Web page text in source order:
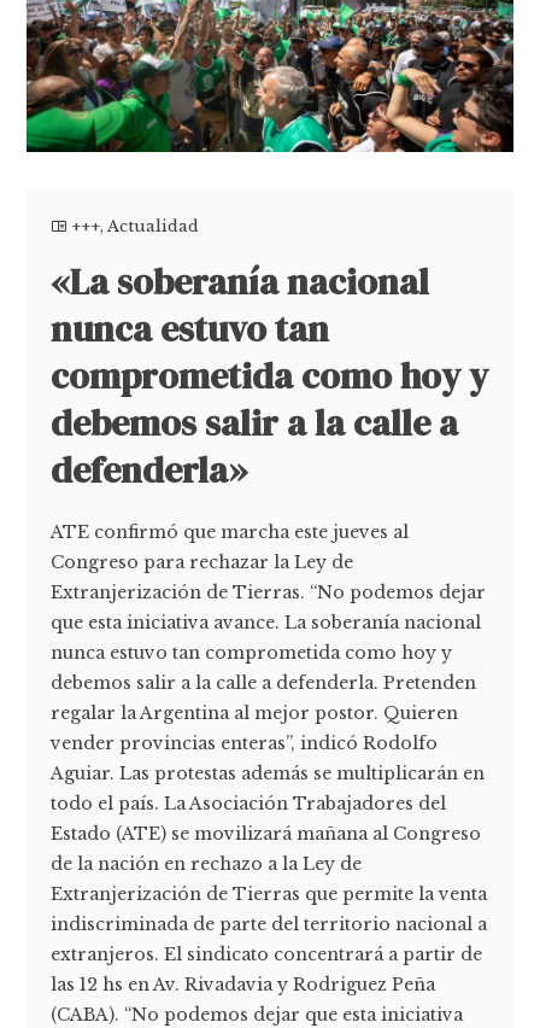
+++,Actualidad
«La soberanía nacional
nunca estuvo tan
comprometida como hoy y
debemos salir a la calle a
defenderla»
ATE confirmó que marcha este jueves al
Congreso para rechazar la Ley de
Extranjerización de Tierras. “No podemos dejar
que esta iniciativa avance. La soberanía nacional
nunca estuvo tan comprometida como hoy y
debemos salir a la calle a defenderla. Pretenden
regalar la Argentina al mejor postor. Quieren
vender provincias enteras”, indicó Rodolfo
Aguiar. Las protestas además se multiplicarán en
todo el país. La Asociación Trabajadores del
Estado (ATE) se movilizará mañana al Congreso
de la nación en rechazo a la Ley de
Extranjerización de Tierras que permite la venta
indiscriminada de parte del territorio nacional a
extranjeros. El sindicato concentrará a partir de
las 12 hs en Av. Rivadavia y Rodriguez Peña
(CABA). “No podemos dejar que esta iniciativa